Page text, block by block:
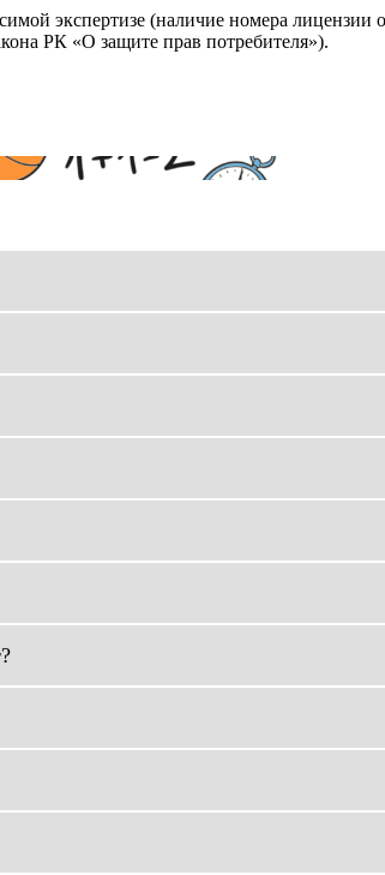
экспертизе (наличие номера лицензии
РК «О защите прав потребителя»).